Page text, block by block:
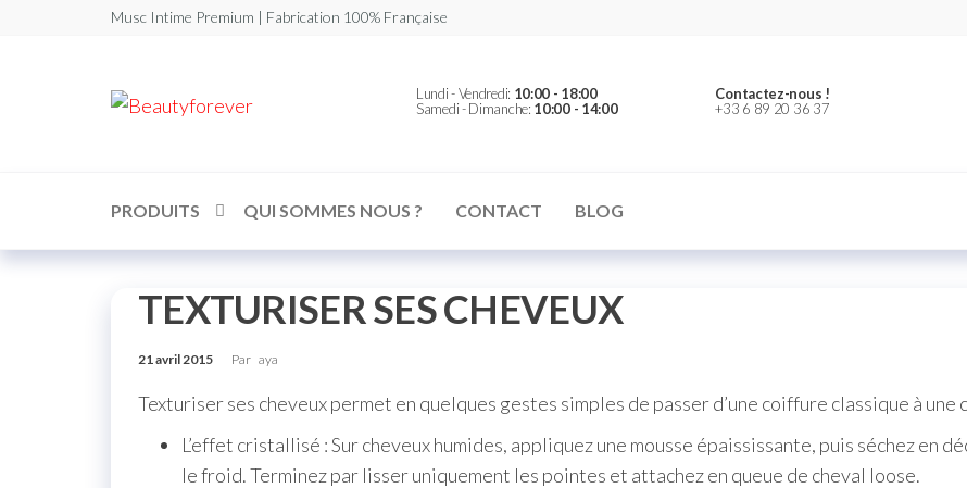
Musc Intime Premium | Fabrication 100% Française
BeautyforeverLundi - Vendredi: 10:00 - 18:00
Samedi - Dimanche: 10:00 - 14:00
Contactez-nous !
+33 6 89 20 36 37
PRODUITS QUI SOMMES NOUS ? CONTACT BLOG
TEXTURISER SES CHEVEUX
21 avril 2015 Par aya
Texturiser ses cheveux permet en quelques gestes simples de passer d’une coiffure classique à
L’effet cristallisé : Sur cheveux humides, appliquez une mousse épaississante, puis séchez en
le froid. Terminez par lisser uniquement les pointes et attachez en queue de cheval loose.